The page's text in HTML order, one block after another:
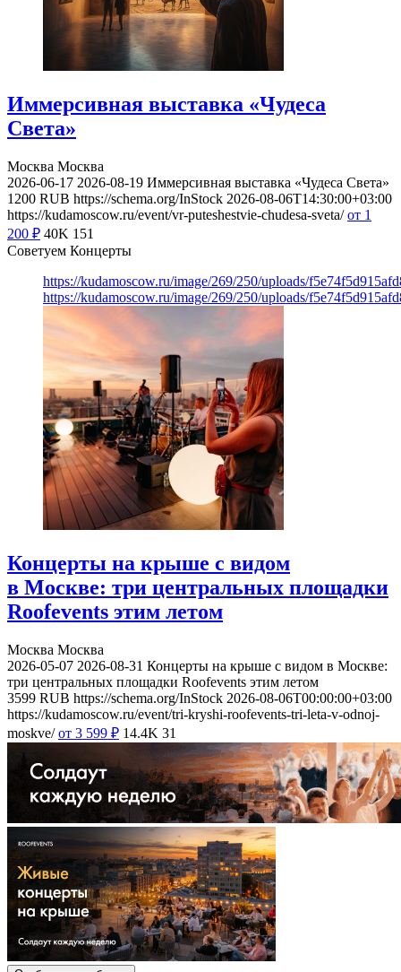
Иммерсивная выставка «Чудеса
Света»
Москва Москва
2026-06-17 2026-08-19 Иммерсивная выставка «Чудеса Света»
1200 RUB https://schema.org/InStock 2026-08-06T14:30:00+03:00
https://kudamoscow.ru/event/vr-puteshestvie-chudesa-sveta/ от 1
200 ₽ 40K 151
Советуем Концерты
https://kudamoscow.ru/image/269/250/uploads/
https://kudamoscow.ru/image/269/250/uploads/
Концерты на крыше с видом
в Москве: три центральных площадки
Roofevents этим летом
Москва Москва
2026-05-07 2026-08-31 Концерты на крыше с видом в Москве:
три центральных площадки Roofevents этим летом
3599 RUB https://schema.org/InStock 2026-08-06T00:00:00+03:00
https://kudamoscow.ru/event/tri-kryshi-roofevents-tri-leta-v-odnoj-
moskve/ от 3 599 ₽ 14.4K 31